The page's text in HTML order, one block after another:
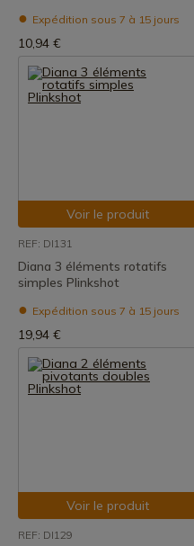
Expédition sous 7 à 15 jours
10,94 €
Voir le produit
REF: DI131
Diana 3 éléments rotatifs
simples Plinkshot
Expédition sous 7 à 15 jours
19,94 €
Voir le produit
REF: DI129